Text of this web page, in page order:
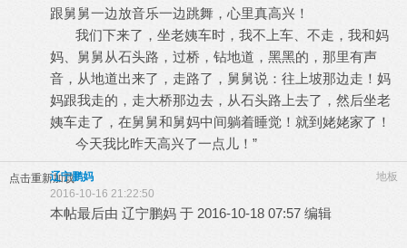
跟舅舅一边放音乐一边跳舞，心里真高兴！
我们下来了，坐老姨车时，我不上车、不走，我和妈
妈、舅舅从石头路，过桥，钻地道，黑黑的，那里有声
音，从地道出来了，走路了，舅舅说：往上坡那边走！妈
妈跟我走的，走大桥那边去，从石头路上去了，然后坐老
姨车走了，在舅舅和舅妈中间躺着睡觉！就到姥姥家了！
今天我比昨天高兴了一点儿！”
点击重新加载 地板
辽宁鹏妈
2016-10-16 21:22:50
本帖最后由 辽宁鹏妈 于 2016-10-18 07:57 编辑